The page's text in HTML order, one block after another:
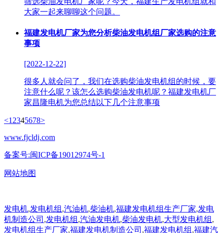
大家一起来聊聊这个问题。
福建发电机厂家为您分析柴油发电机组厂家选购的注意
事项
[2022-12-22]
很多人就会问了，我们在选购柴油发电机组的时候，要
注意什么呢？该怎么选购柴油发电机呢？福建发电机厂
家昌隆电机为您总结以下几个注意事项
<1 2345678>
www.fjcldj.com
备案号:闽ICP备19012974号-1
网站地图
发电机,发电机组 ,汽油机,柴油机,福建发电机组生产厂家,发电
机制造公司 ,发电机组 ,汽油发电机,柴油发电机,大型发电机组 ,
发电机组生产厂家,福建发电机制造公司 ,福建发电机组 ,福建汽